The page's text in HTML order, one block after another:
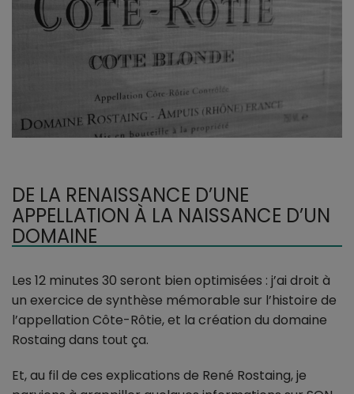
DE LA RENAISSANCE D’UNE
APPELLATION À LA NAISSANCE D’UN
DOMAINE
Les 12 minutes 30 seront bien optimisées : j’ai droit à
un exercice de synthèse mémorable sur l’histoire de
l’appellation Côte-Rôtie, et la création du domaine
Rostaing dans tout ça.
Et, au fil de ces explications de René Rostaing, je